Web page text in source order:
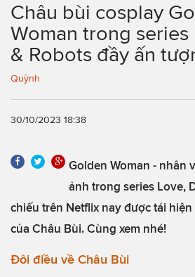
Châu bùi cosplay
Woman trong series
& Robots đầy ấn
Quỳnh
30/10/2023 18:38
Golden Woman - nhân
ảnh trong series Love,
chiếu trên Netflix nay được tái
của Châu Bùi. Cùng xem nhé!
Đôi điều về Châu Bùi